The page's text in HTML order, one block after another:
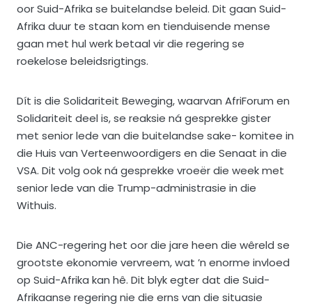
oor Suid-Afrika se buitelandse beleid. Dit gaan Suid-
Afrika duur te staan kom en tienduisende mense
gaan met hul werk betaal vir die regering se
roekelose beleidsrigtings.
Dít is die Solidariteit Beweging, waarvan AfriForum en
Solidariteit deel is, se reaksie ná gesprekke gister
met senior lede van die buitelandse sake- komitee in
die Huis van Verteenwoordigers en die Senaat in die
VSA. Dit volg ook ná gesprekke vroeër die week met
senior lede van die Trump-administrasie in die
Withuis.
Die ANC-regering het oor die jare heen die wêreld se
grootste ekonomie vervreem, wat ’n enorme invloed
op Suid-Afrika kan hê. Dit blyk egter dat die Suid-
Afrikaanse regering nie die erns van die situasie